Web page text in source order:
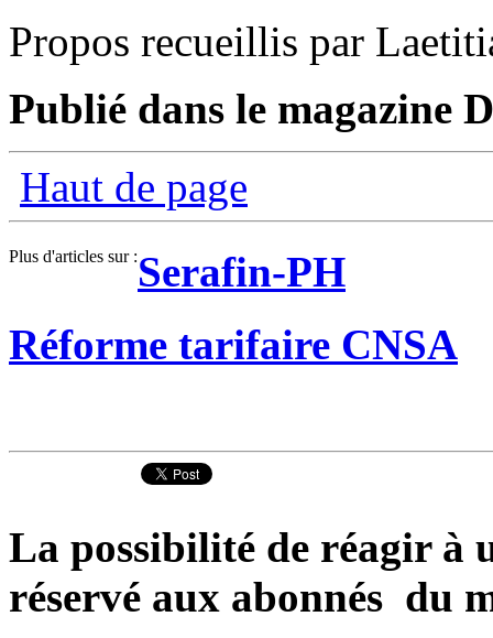
Propos recueillis par
Publié dans le magazine
Haut de page
Plus d'articles sur :Serafin-PH
Réforme tarifaire CNSA
La possibilité de réagir à
réservé aux abonnés du